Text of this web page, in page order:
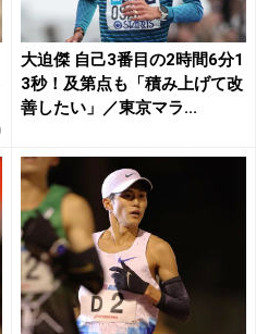
大迫傑 自己3番目の2時間6分1
3秒！及第点も「積み上げて改
善したい」／東京マラ...